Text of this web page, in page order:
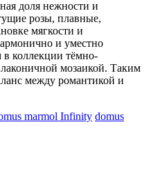
доля нежности и
розы, плавные,
мягкости и
и уместно
в коллекции тёмно-
мозаикой. Таким
между романтикой и
domus